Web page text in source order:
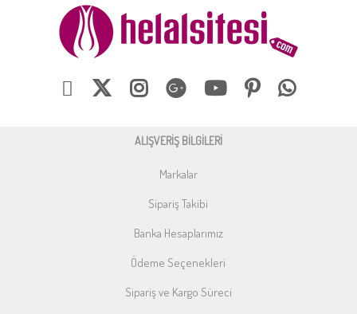
ALIŞVERİŞ BİLGİLERİ
Markalar
Sipariş Takibi
Banka Hesaplarımız
Ödeme Seçenekleri
Sipariş ve Kargo Süreci